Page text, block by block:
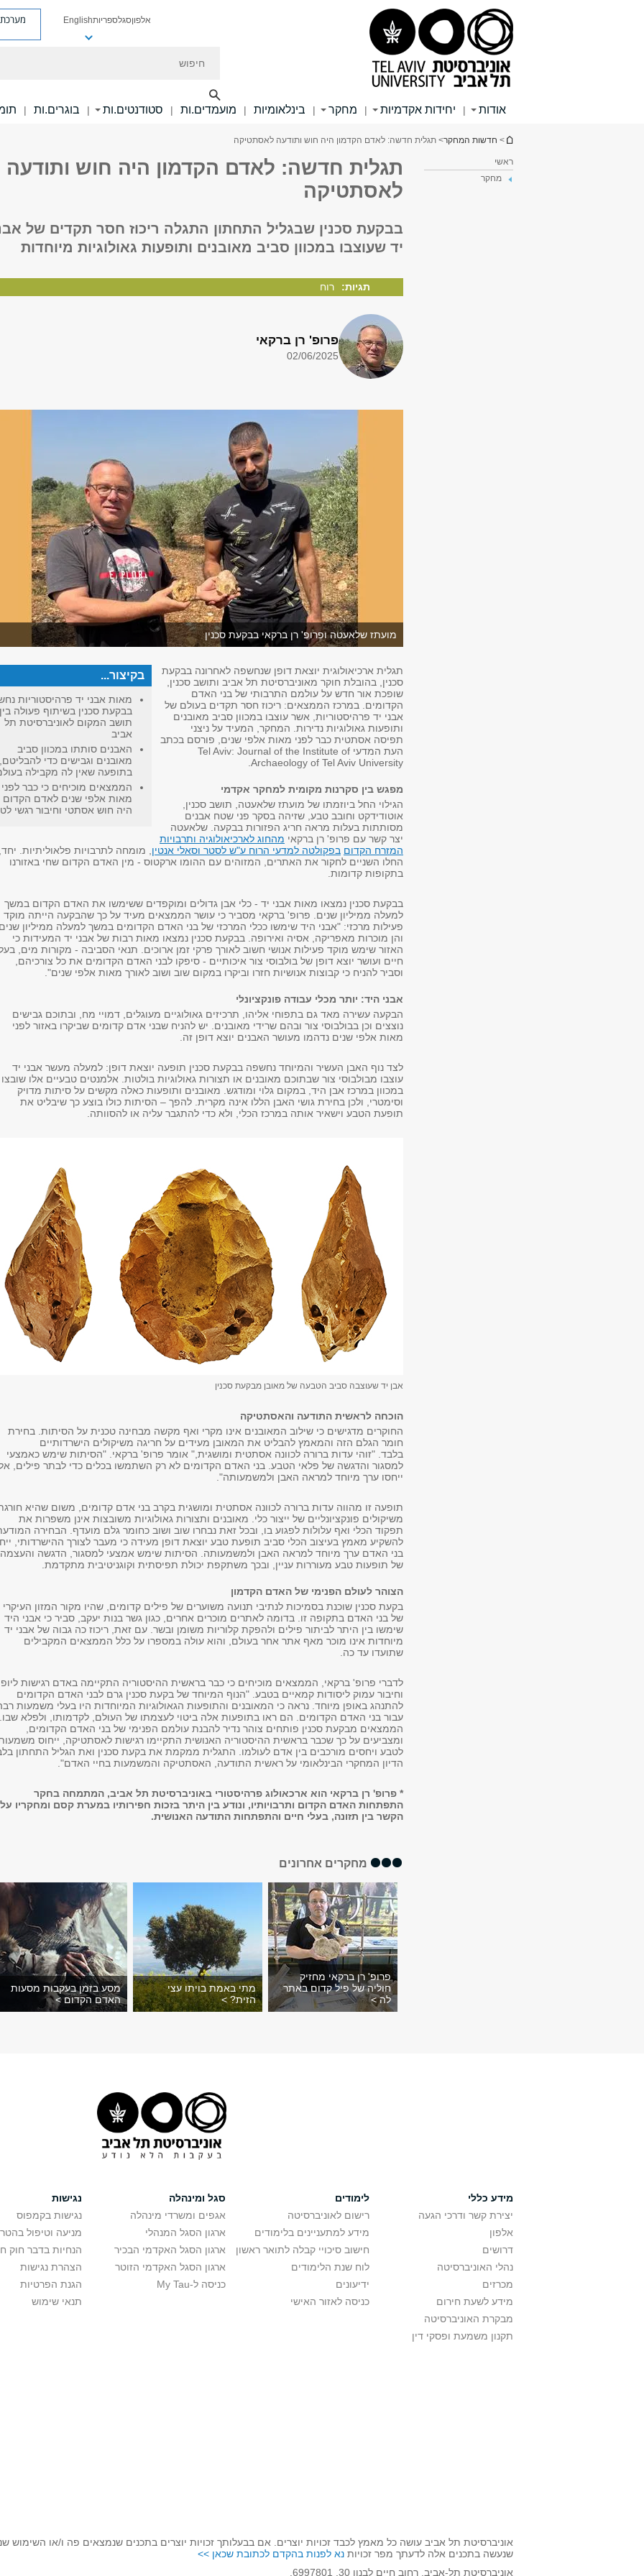
אלפוןסגלספריותEnglish מערכת
אודות | יחידות אקדמיות | מחקר | בינלאומיות | מועמדים.ות | סטודנטים.ות | בוגרים.ות |
הינך נמצא כאן
> חדשות המחקר> תגלית חדשה: לאדם הקדמון היה חוש ותודעה לאסתטיקה
ראשי
מחקר
תגלית חדשה: לאדם הקדמון היה חוש ותודעה
לאסתטיקה
בבקעת סכנין שבגליל התחתון התגלה ריכוז חסר תקדים של
יד שעוצבו במכוון סביב מאובנים ותופעות גאולוגיות מיוחדות
תגיות: רוח
פרופ' רן ברקאי
02/06/2025
מועתז שלאעטה ופרופ' רן ברקאי בבקעת סכנין
בקיצור...
מאות אבני יד פרהיסטוריות
בבקעת סכנין בשיתוף פעולה בין
תושב המקום לאוניברסיטת תל
אביב
האבנים סותתו במכוון סביב
מאובנים וגבישים כדי להבליטם,
בתופעה שאין לה מקבילה
הממצאים מוכיחים כי כבר לפני
מאות אלפי שנים לאדם הקדום
היה חוש אסתטי וחיבור רגשי
תגלית ארכיאולוגית יוצאת דופן שנחשפה לאחרונה בבקעת
סכנין, בהובלת חוקר מאוניברסיטת תל אביב ותושב סכנין,
שופכת אור חדש על עולמם התרבותי של בני האדם
הקדומים. במרכז הממצאים: ריכוז חסר תקדים בעולם של
אבני יד פרהיסטוריות, אשר עוצבו במכוון סביב מאובנים
ותופעות גאולוגיות נדירות. המחקר, המעיד על ניצני
תפיסה אסתטית כבר לפני מאות אלפי שנים, פורסם בכתב
העת המדעי Tel Aviv: Journal of the Institute of
Archaeology of Tel Aviv University.
מפגש בין סקרנות מקומית למחקר אקדמי
הגילוי החל ביוזמתו של מועתז שלאעטה, תושב סכנין,
אוטודידקט וחובב טבע, שזיהה בסקר פני שטח אבנים
מסותתות בעלות מראה חריג הפזורות בבקעה. שלאעטה
יצר קשר עם פרופ' רן ברקאי מהחוג לארכיאולוגיה ותרבויות
המזרח הקדום בפקולטה למדעי הרוח ע"ש לסטר וסאלי אנטין , מומחה לתרבויות פלאוליתיות.
החלו השניים לחקור את האתרים, המזוהים עם ההומו ארקטוס - מין האדם הקדום שחי באזורנו
בתקופות קדומות.
בבקעת סכנין נמצאו מאות אבני יד - כלי אבן גדולים ומוקפדים ששימשו את האדם הקדום במשך
למעלה ממיליון שנים. פרופ' ברקאי מסביר כי עושר הממצאים מעיד על כך שהבקעה הייתה מוקד
פעילות מרכזי: "אבני היד שימשו ככלי המרכזי של בני האדם הקדומים במשך למעלה ממיליון
והן מוכרות מאפריקה, אסיה ואירופה. בבקעת סכנין נמצאו מאות רבות של אבני יד המעידות כי
האזור שימש מוקד פעילות אנושי חשוב לאורך פרקי זמן ארוכים. תנאי הסביבה - מקורות מים,
חיים ועושר יוצא דופן של בולבוסי צור איכותיים - סיפקו לבני האדם הקדומים את כל צורכיהם,
וסביר להניח כי קבוצות אנושיות חזרו וביקרו במקום שוב ושוב לאורך מאות אלפי שנים".
אבני היד: יותר מכלי עבודה פונקציונלי
הבקעה עשירה מאד גם בתפוחי אליהו, תרכיזים גאולוגיים מעוגלים, דמויי מח, ובתוכם גבישים
נוצצים וכן בבולבוסי צור ובהם שרידי מאובנים. יש להניח שבני אדם קדומים שביקרו באזור לפני
מאות אלפי שנים נדהמו מעושר האבנים יוצא דופן זה.
לצד נוף האבן העשיר והמיוחד נחשפה בבקעת סכנין תופעה יוצאת דופן: למעלה מעשר אבני יד
עוצבו מבולבוסי צור שבתוכם מאובנים או תצורות גאולוגיות בולטות. אלמנטים טבעיים אלו שובצו
במכוון במרכז אבן היד, במקום גלוי ומודגש. מאובנים ותופעות כאלה מקשים על סיתות מדויק
וסימטרי, ולכן בחירת גושי האבן הללו אינה מקרית. להפך – הסיתות כולו בוצע כך שיבליט את
תופעת הטבע וישאיר אותה במרכז הכלי, ולא כדי להתגבר עליה או להסוותה.
אבן יד שעוצבה סביב הטבעה של מאובן מבקעת סכנין
הוכחה לראשית התודעה והאסתטיקה
החוקרים מדגישים כי שילוב המאובנים אינו מקרי ואף מקשה מבחינה טכנית על הסיתות. בחירת
חומר הגלם הזה והמאמץ להבליט את המאובן מעידים על חריגה משיקולים הישרדותיים
בלבד. "זוהי עדות ברורה לכוונה אסתטית ומושגית," אומר פרופ' ברקאי. "הסיתות שימש כאמצעי
למסגור והדגשה של פלאי הטבע. בני האדם הקדומים לא רק השתמשו בכלים כדי לבתר פילים,
ייחסו ערך מיוחד למראה האבן ולמשמעותה".
תופעה זו מהווה עדות ברורה לכוונה אסתטית ומושגית בקרב בני אדם קדומים, משום שהיא
משיקולים פונקציונליים של ייצור כלי. מאובנים ותצורות גאולוגיות משובצות אינן משפרות את
תפקוד הכלי ואף עלולות לפגוע בו, ובכל זאת נבחרו שוב ושוב כחומר גלם מועדף. הבחירה
להשקיע מאמץ בעיצוב הכלי סביב תופעת טבע יוצאת דופן מעידה כי מעבר לצורך ההישרדותי,
בני האדם ערך מיוחד למראה האבן ולמשמעותה. הסיתות שימש אמצעי למסגור, הדגשה והעצמה
של תופעות טבע מעוררות עניין, ובכך משתקפת יכולת תפיסתית וקוגניטיבית מתקדמת.
הצוהר לעולם הפנימי של האדם הקדמון
בקעת סכנין שוכנת בסמיכות לנתיבי תנועה משוערים של פילים קדומים, שהיו מקור המזון העיקרי
של בני האדם בתקופה זו. בדומה לאתרים מוכרים אחרים, כגון גשר בנות יעקב, סביר כי אבני היד
שימשו בין היתר לביתור פילים ולהפקת קלוריות משומן ובשר. עם זאת, ריכוז כה גבוה של אבני יד
מיוחדות אינו מוכר מאף אתר אחר בעולם, והוא עולה במספרו על כלל הממצאים המקבילים
שתועדו עד כה.
לדברי פרופ' ברקאי, הממצאים מוכיחים כי כבר בראשית ההיסטוריה התקיימה באדם רגישות
וחיבור עמוק ליסודות קמאיים בטבע. "הנוף המיוחד של בקעת סכנין גרם לבני האדם הקדומים
להתנהג באופן מיוחד. נראה כי המאובנים והתופעות הגאולוגיות המיוחדות היו בעלי משמעות
עבור בני האדם הקדומים. הם ראו בתופעות אלה ביטוי לעצמתו של העולם, לקדמותו, ולפלא שבו.
הממצאים מבקעת סכנין פותחים צוהר נדיר להבנת עולמם הפנימי של בני האדם הקדומים,
ומצביעים על כך שכבר בראשית ההיסטוריה האנושית התקיימו רגישות לאסתטיקה, ייחוס
לטבע ויחסים מורכבים בין אדם לעולמו. התגלית ממקמת את בקעת סכנין ואת הגליל התחתון
הדיון המחקרי הבינלאומי על ראשית התודעה, האסתטיקה והמשמעות בחיי האדם".
* פרופ' רן ברקאי הוא ארכאולוג פרהיסטורי באוניברסיטת תל אביב, המתמחה בחקר
התפתחות האדם הקדום ותרבויותיו, ונודע בין היתר בזכות חפירותיו במערת קסם ומחקריו על
הקשר בין תזונה, בעלי חיים והתפתחות התודעה האנושית.
מחקרים אחרונים
פרופ' רן ברקאי מחזיק
חוליה של פיל קדום באתר
לה >
מתי באמת בויתו עצי
הזית? >
מסע בזמן בעקבות מסעות
האדם הקדום >
מידע כללי
יצירת קשר ודרכי הגעה
אלפון
דרושים
נהלי האוניברסיטה
מכרזים
מידע לשעת חירום
מבקרת האוניברסיטה
תקנון משמעת ופסקי דין
לימודים
רישום לאוניברסיטה
מידע למתעניינים בלימודים
חישוב סיכויי קבלה לתואר ראשון
לוח שנת הלימודים
ידיעונים
כניסה לאזור האישי
סגל ומינהלה
אגפים ומשרדי מינהלה
ארגון הסגל המנהלי
ארגון הסגל האקדמי הבכיר
ארגון הסגל האקדמי הזוטר
כניסה ל-My Tau
נגישות
נגישות בקמפוס
מניעה וטיפול
הנחיות בדבר חוק
הצהרת נגישות
הגנת הפרטיות
תנאי שימוש
אוניברסיטת תל אביב עושה כל מאמץ לכבד זכויות יוצרים. אם בבעלותך זכויות יוצרים בתכנים שנמצאים פה ו/או השימוש
שנעשה בתכנים אלה לדעתך מפר זכויות נא לפנות בהקדם לכתובת שכאן >>
אוניברסיטת תל-אביב, רחוב חיים לבנון 30, 6997801.